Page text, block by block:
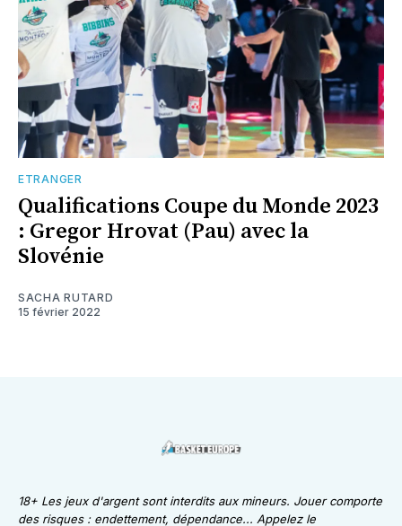
ETRANGER
Qualifications Coupe du Monde 2023
: Gregor Hrovat (Pau) avec la
Slovénie
SACHA RUTARD
15 février 2022
18+ Les jeux d'argent sont interdits aux mineurs. Jouer comporte
des risques : endettement, dépendance... Appelez le